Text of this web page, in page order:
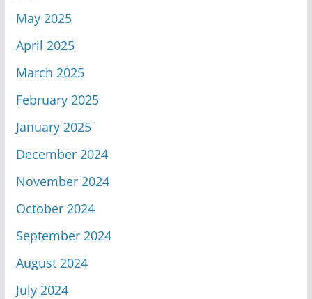
May 2025
April 2025
March 2025
February 2025
January 2025
December 2024
November 2024
October 2024
September 2024
August 2024
July 2024